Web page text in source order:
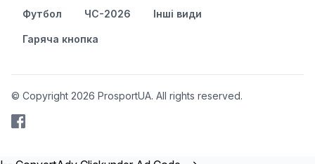
Футбол ЧС-2026 Інші види
Гаряча кнопка
© Copyright 2026 ProsportUA. All rights reserved.